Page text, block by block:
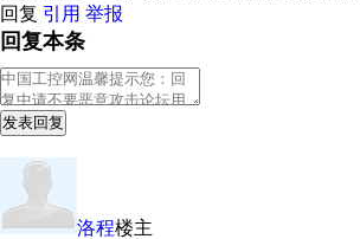
回复 引用 举报
回复本条
发表回复
洛程楼主